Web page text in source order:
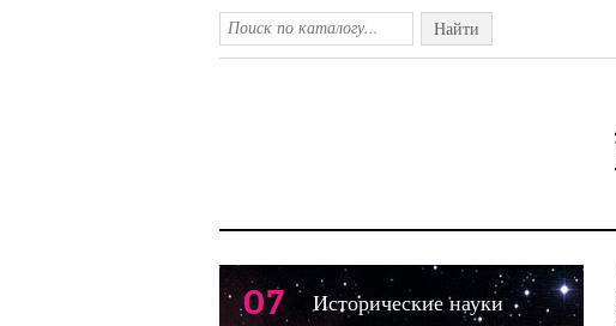
Найти
07 Исторические науки